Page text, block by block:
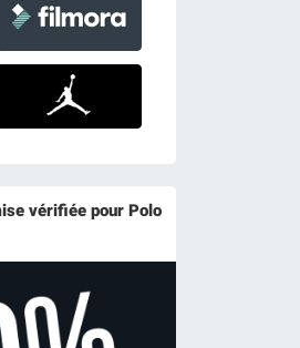
vérifiée pour Polo